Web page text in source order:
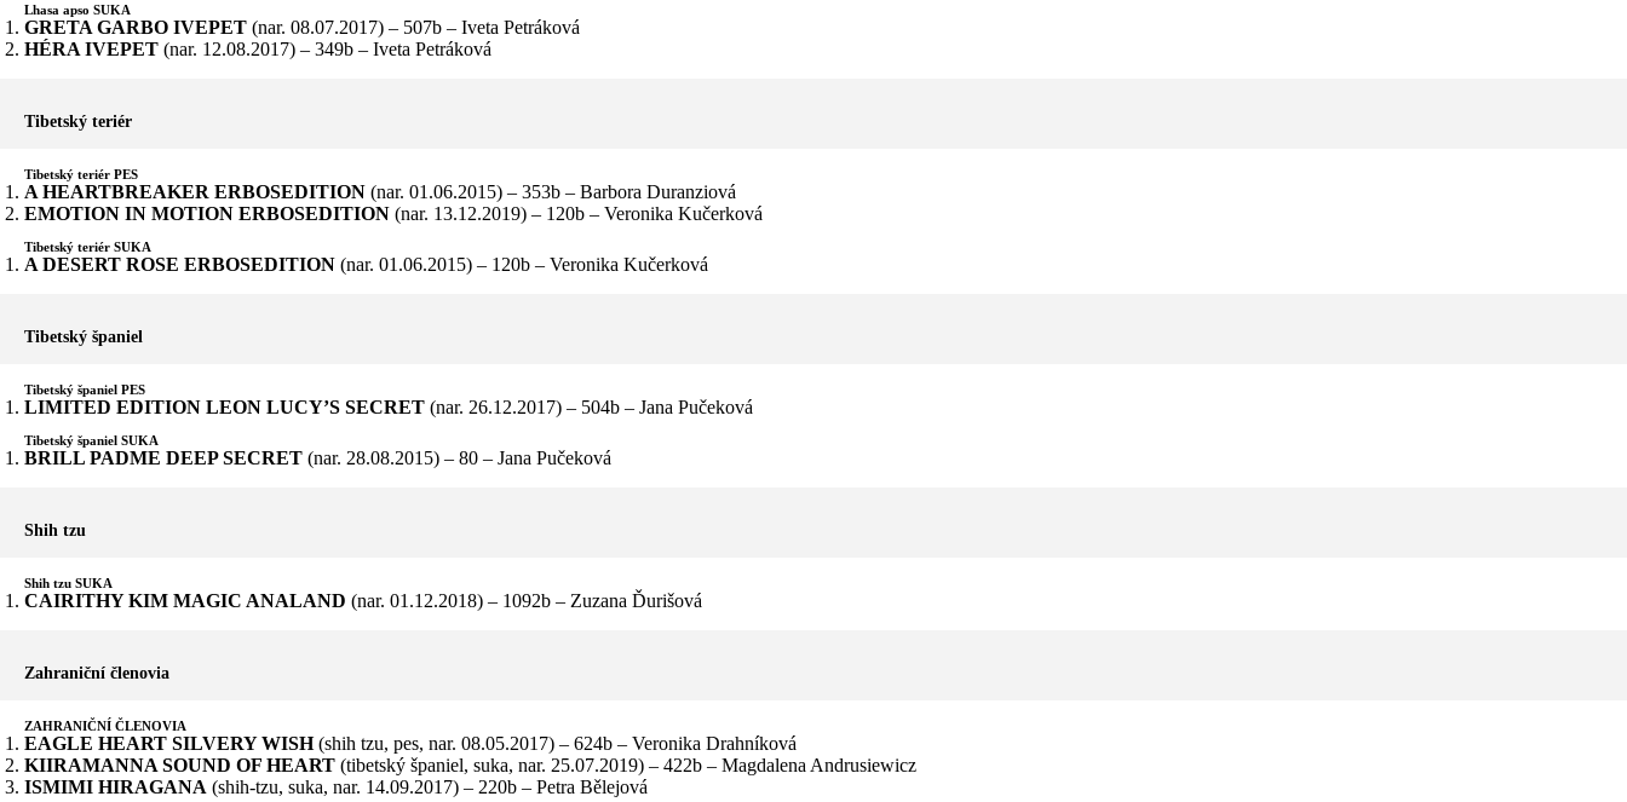
Lhasa apso SUKA
GRETA GARBO IVEPET (nar. 08.07.2017) – 507b – Iveta Petráková
HÉRA IVEPET (nar. 12.08.2017) – 349b – Iveta Petráková
Tibetský teriér
Tibetský teriér PES
A HEARTBREAKER ERBOSEDITION (nar. 01.06.2015) – 353b – Barbora Duranziová
EMOTION IN MOTION ERBOSEDITION (nar. 13.12.2019) – 120b – Veronika Kučerková
Tibetský teriér SUKA
A DESERT ROSE ERBOSEDITION (nar. 01.06.2015) – 120b – Veronika Kučerková
Tibetský španiel
Tibetský španiel PES
LIMITED EDITION LEON LUCY’S SECRET (nar. 26.12.2017) – 504b – Jana Pučeková
Tibetský španiel SUKA
BRILL PADME DEEP SECRET (nar. 28.08.2015) – 80 – Jana Pučeková
Shih tzu
Shih tzu SUKA
CAIRITHY KIM MAGIC ANALAND (nar. 01.12.2018) – 1092b – Zuzana Ďurišová
Zahraniční členovia
ZAHRANIČNÍ ČLENOVIA
EAGLE HEART SILVERY WISH(shih tzu, pes, nar. 08.05.2017) – 624b – Veronika Drahníková
KIIRAMANNA SOUND OF HEART (tibetský španiel, suka, nar. 25.07.2019) – 422b – Magdalena Andrusiewicz
ISMIMI HIRAGANA (shih-tzu, suka, nar. 14.09.2017) – 220b – Petra Bělejová